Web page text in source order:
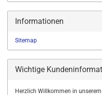
Informationen
Sitemap
Wichtige
Herzlich Willkommen in